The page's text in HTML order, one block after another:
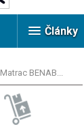
Články
Matrac BENAB...